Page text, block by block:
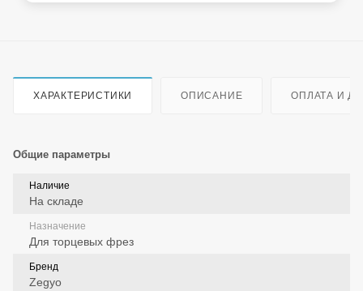
ХАРАКТЕРИСТИКИ ОПИСАНИЕ ОПЛАТА И
Общие параметры
Наличие
На складе
Назначение
Для торцевых фрез
Бренд
Zegyo